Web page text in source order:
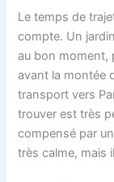
Le temps de
compte. Un
au bon moment,
avant la montée
transport vers
trouver est très
compensé par
très calme, mais